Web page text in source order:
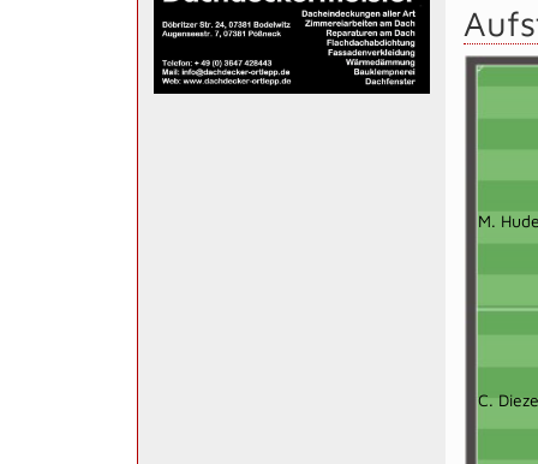
M.
C.